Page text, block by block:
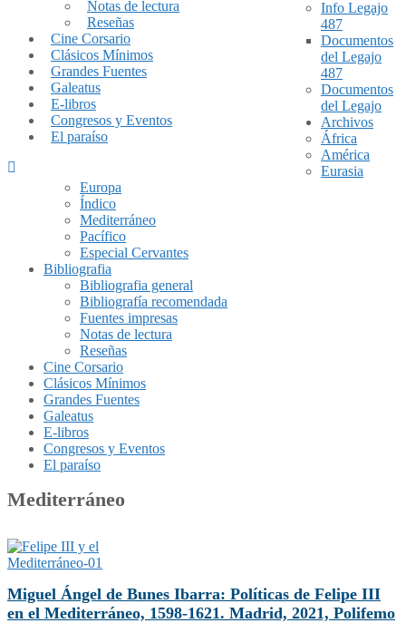
Notas de lectura
Reseñas
Cine Corsario
Clásicos Mínimos
Grandes Fuentes
Galeatus
E-libros
Congresos y Eventos
El paraíso
Info Legajo
487
Documentos
del Legajo
487
Documentos
del Legajo
Archivos
África
América
Eurasia
Europa
Índico
Mediterráneo
Pacífico
Especial Cervantes
Bibliografia
Bibliografia general
Bibliografía recomendada
Fuentes impresas
Notas de lectura
Reseñas
Cine Corsario
Clásicos Mínimos
Grandes Fuentes
Galeatus
E-libros
Congresos y Eventos
El paraíso
Mediterráneo
Miguel Ángel de Bunes Ibarra: Políticas de Felipe III
en el Mediterráneo, 1598-1621. Madrid, 2021, Polifemo